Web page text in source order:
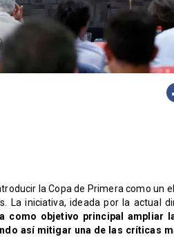
la Copa de Primera como un
La iniciativa, ideada por la actual
como objetivo principal ampliar
así mitigar una de las críticas